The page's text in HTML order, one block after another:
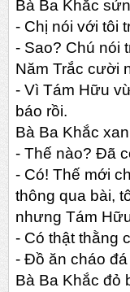
Bà Ba Khắc
- Chị nói với tôi
- Sao? Chú nói
Năm Trắc cười
- Vì Tám Hữu
báo rồi.
Bà Ba Khắc
- Thế nào? Đã
- Có! Thế mới
thông qua bài,
nhưng Tám
- Có thật thằng
- Đồ ăn cháo đá
Bà Ba Khắc đỏ